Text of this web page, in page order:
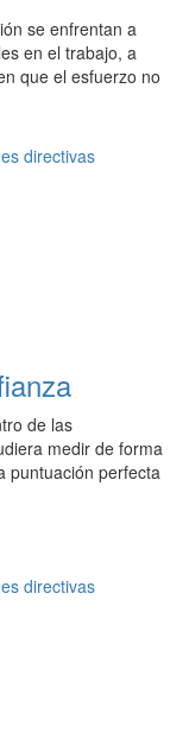
se enfrentan a
en el trabajo, a
que el esfuerzo no
directivas
de las
medir de forma
puntuación perfecta
directivas